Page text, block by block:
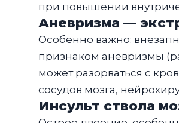
при повышении
Аневризма —
Особенно важно:
признаком аневризмы
может разорваться с
сосудов мозга,
Инсульт ствола